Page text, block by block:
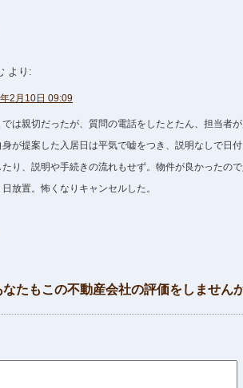
より:
2月10日 09:09
では親切だったが、質問の電話をしたとたん、担当者
身が提案した入居日は平気で嘘をつき、説明なしで日
たり、説明や手続きの流れもせず。物件が良かったの
放置。怖くなりキャンセルした。
なたもこの不動産会社の評価をしません